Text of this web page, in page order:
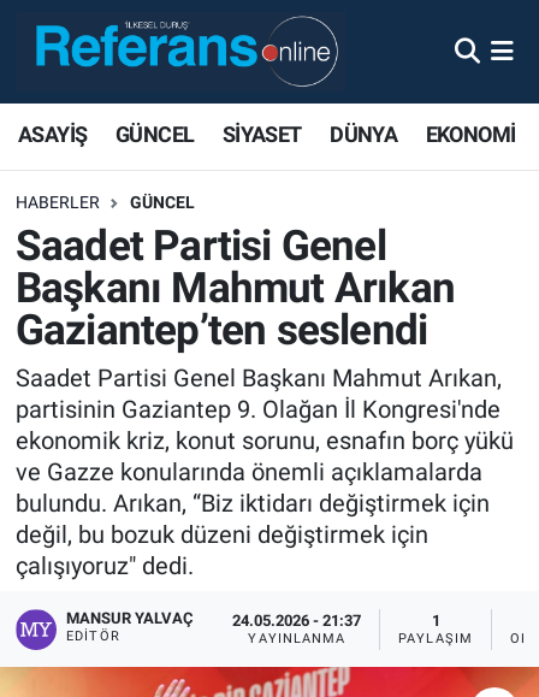
ASAYİŞ GÜNCEL SİYASET DÜNYA EKONOMİ
HABERLER GÜNCEL
Saadet Partisi Genel
Başkanı Mahmut Arıkan
Gaziantep’ten seslendi
Saadet Partisi Genel Başkanı Mahmut Arıkan,
partisinin Gaziantep 9. Olağan İl Kongresi'nde
ekonomik kriz, konut sorunu, esnafın borç yükü
ve Gazze konularında önemli açıklamalarda
bulundu. Arıkan, “Biz iktidarı değiştirmek için
değil, bu bozuk düzeni değiştirmek için
çalışıyoruz" dedi.
MANSUR YALVAÇ
EDITÖR
24.05.2026 - 21:37
YAYINLANMA
1
PAYLAŞIM